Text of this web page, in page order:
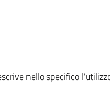
nello specifico